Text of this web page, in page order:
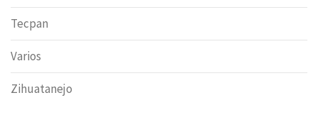
Tecpan
Varios
Zihuatanejo